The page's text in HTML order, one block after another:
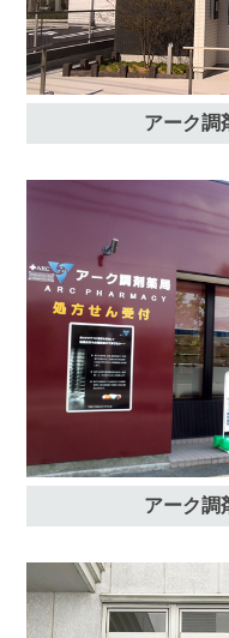
アーク
アーク